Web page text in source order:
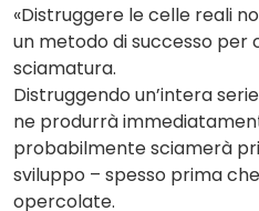
«Distruggere le celle reali
un metodo di successo
sciamatura.
Distruggendo un’intera
ne produrrà
probabilmente sciamerà
sviluppo – spesso prima
opercolate.